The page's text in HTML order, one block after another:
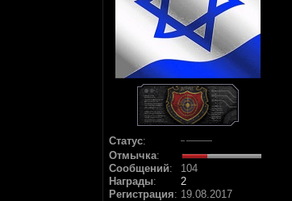
Статус:
Отмычка:
Сообщений:
104
Награды:
2
Регистрация: 19.08.2017